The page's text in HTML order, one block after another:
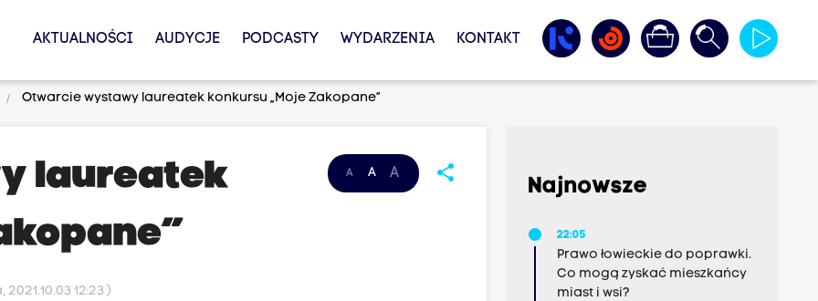
AKTUALNOŚCI AUDYCJE PODCASTY WYDARZENIA KONTAKT
Otwarcie wystawy laureatek konkursu „Moje Zakopane”
A A A share
laureatek
12:23 )
Najnowsze
22:05
Prawo łowieckie do poprawki.
Co mogą zyskać mieszkańcy
miast i wsi?